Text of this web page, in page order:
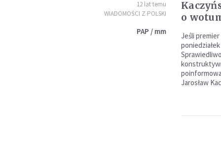
12 lat temu
WIADOMOŚCI Z POLSKI
PAP / mm
o
Jeśli
Jarosław